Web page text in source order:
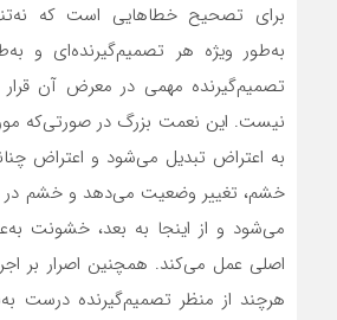
برای تصحیح خطاهایی است که
به‌‌‌‌‌‌طور ویژه هر تصمیم‌گیرنده‌‌‌‌‌‌ای و
تصمیم‌گیرنده مهمی در معرض آن قرار
نیست. این نعمت بزرگ در صورتی‌که
به اعتراض تبدیل می‌شود و اعتراض
خشم، تغییر وضعیت می‌دهد و خشم در
می‌شود و از اینجا به بعد، خشونت
اصلی عمل می‌کند. همچنین اصرار بر
هرچند از منظر تصمیم‌گیرنده درست